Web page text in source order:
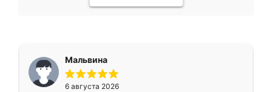
Мальвина
6 августа 2026